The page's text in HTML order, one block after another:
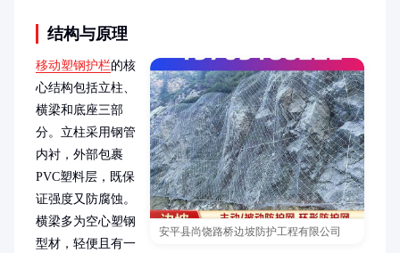
结构与原理
安平县尚饶路桥边坡防护工程有限公司
移动塑钢护栏的核
心结构包括立柱、
横梁和底座三部
分。立柱采用钢管
内衬，外部包裹
PVC塑料层，既保
证强度又防腐蚀。
横梁多为空心塑钢
型材，轻便且有一